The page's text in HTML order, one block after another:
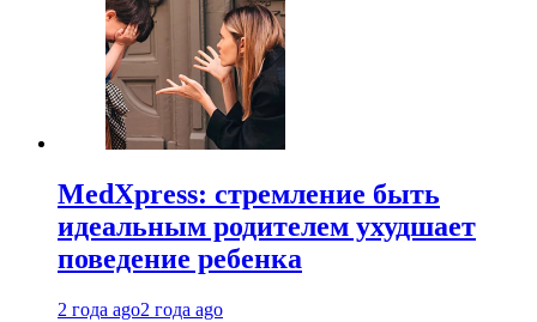
MedXpress: стремление быть
идеальным родителем ухудшает
поведение ребенка
2 года ago2 года ago